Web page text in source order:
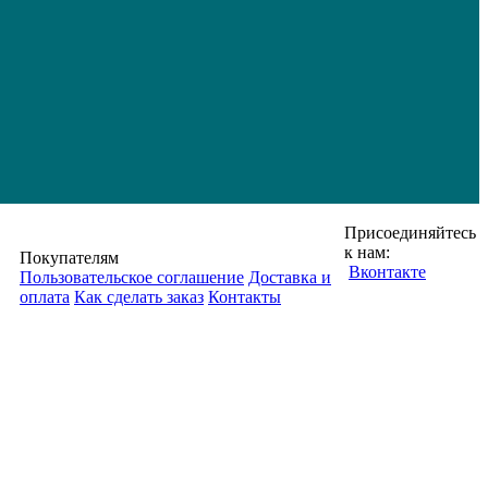
Покупателям
Пользовательское соглашение Доставка и
оплата Как сделать заказ Контакты
Присоединяйтесь
к нам:
Вконтакте